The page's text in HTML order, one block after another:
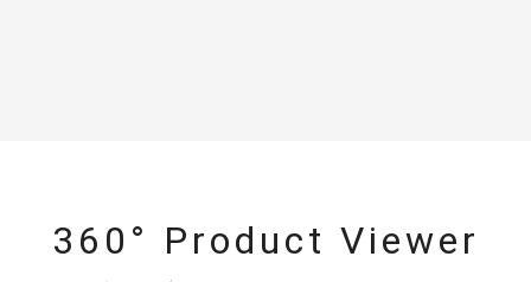
360° Product Viewer